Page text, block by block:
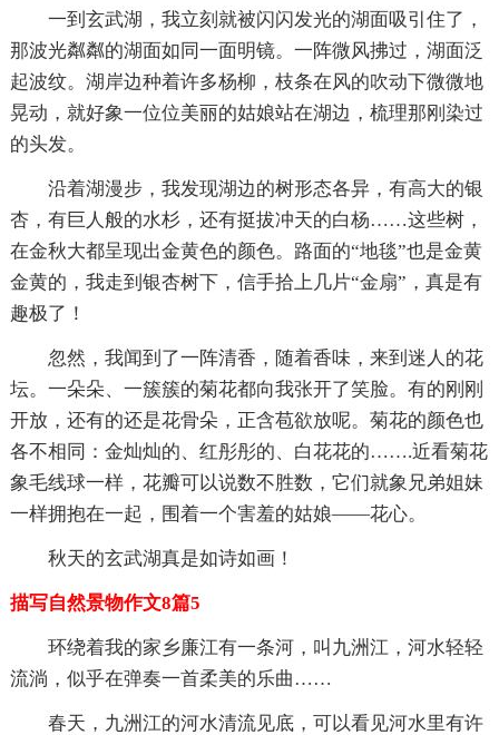
一到玄武湖，我立刻就被闪闪发光的湖面吸引住了，
那波光粼粼的湖面如同一面明镜。一阵微风拂过，湖面泛
起波纹。湖岸边种着许多杨柳，枝条在风的吹动下微微地
晃动，就好象一位位美丽的姑娘站在湖边，梳理那刚染过
的头发。
沿着湖漫步，我发现湖边的树形态各异，有高大的银
杏，有巨人般的水杉，还有挺拔冲天的白杨……这些树，
在金秋大都呈现出金黄色的颜色。路面的“地毯”也是金黄
金黄的，我走到银杏树下，信手拾上几片“金扇”，真是有
趣极了！
忽然，我闻到了一阵清香，随着香味，来到迷人的花
坛。一朵朵、一簇簇的菊花都向我张开了笑脸。有的刚刚
开放，还有的还是花骨朵，正含苞欲放呢。菊花的颜色也
各不相同：金灿灿的、红彤彤的、白花花的…….近看菊花
象毛线球一样，花瓣可以说数不胜数，它们就象兄弟姐妹
一样拥抱在一起，围着一个害羞的姑娘――花心。
秋天的玄武湖真是如诗如画！
描写自然景物作文8篇5
环绕着我的家乡廉江有一条河，叫九洲江，河水轻轻
流淌，似乎在弹奏一首柔美的乐曲……
春天，九洲江的河水清流见底，可以看见河水里有许